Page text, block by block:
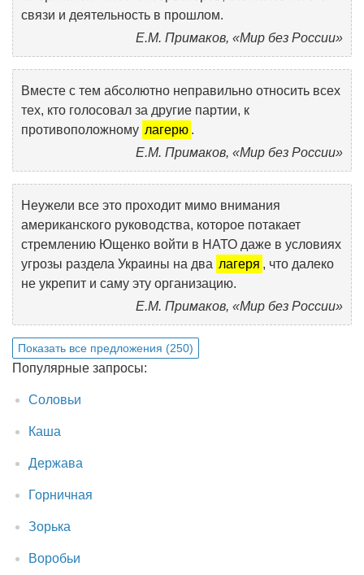
связи и деятельность в прошлом.
Е.М. Примаков, «Мир без России»
Вместе с тем абсолютно неправильно относить всех
тех, кто голосовал за другие партии, к
противоположному лагерю .
Е.М. Примаков, «Мир без России»
Неужели все это проходит мимо внимания
американского руководства, которое потакает
стремлению Ющенко войти в НАТО даже в условиях
угрозы раздела Украины на два лагеря , что далеко
не укрепит и саму эту организацию.
Е.М. Примаков, «Мир без России»
Показать все предложения (250)
Популярные запросы:
Соловьи
Каша
Держава
Горничная
Зорька
Воробьи